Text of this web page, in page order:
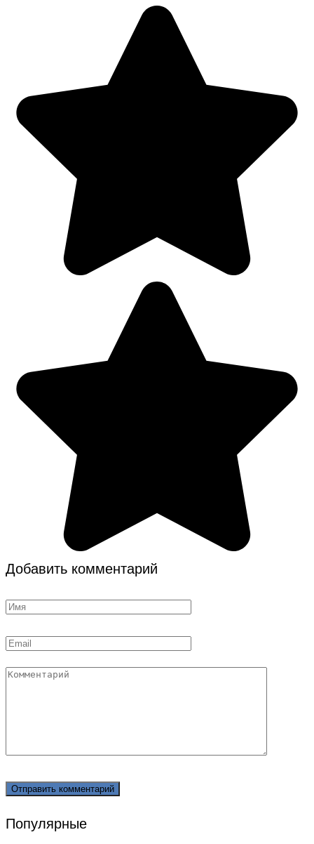
Добавить комментарий
Имя
Email
Комментарий
Популярные